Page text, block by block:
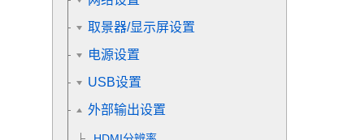
取景器/显示屏设置
电源设置
USB设置
外部输出设置